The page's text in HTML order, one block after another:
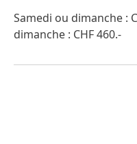
Samedi ou dimanche :
dimanche : CHF 460.-